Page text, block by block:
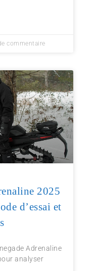
commentaire
2025
d’essai et
Adrenaline
analyser